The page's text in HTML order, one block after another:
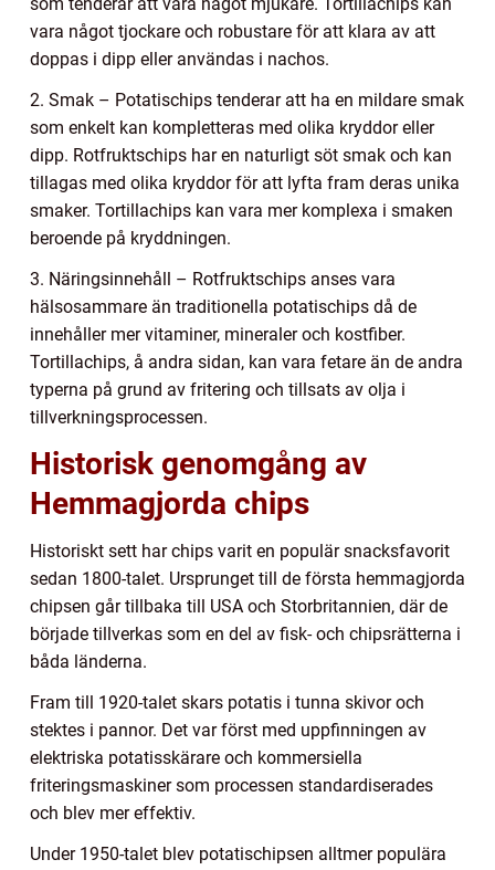
vara något tjockare och robustare för att klara av att
doppas i dipp eller användas i nachos.
2. Smak – Potatischips tenderar att ha en mildare smak
som enkelt kan kompletteras med olika kryddor eller
dipp. Rotfruktschips har en naturligt söt smak och kan
tillagas med olika kryddor för att lyfta fram deras unika
smaker. Tortillachips kan vara mer komplexa i smaken
beroende på kryddningen.
3. Näringsinnehåll – Rotfruktschips anses vara
hälsosammare än traditionella potatischips då de
innehåller mer vitaminer, mineraler och kostfiber.
Tortillachips, å andra sidan, kan vara fetare än de andra
typerna på grund av fritering och tillsats av olja i
tillverkningsprocessen.
Historisk genomgång av
Hemmagjorda chips
Historiskt sett har chips varit en populär snacksfavorit
sedan 1800-talet. Ursprunget till de första hemmagjorda
chipsen går tillbaka till USA och Storbritannien, där de
började tillverkas som en del av fisk- och chipsrätterna i
båda länderna.
Fram till 1920-talet skars potatis i tunna skivor och
stektes i pannor. Det var först med uppfinningen av
elektriska potatisskärare och kommersiella
friteringsmaskiner som processen standardiserades
och blev mer effektiv.
Under 1950-talet blev potatischipsen alltmer populära